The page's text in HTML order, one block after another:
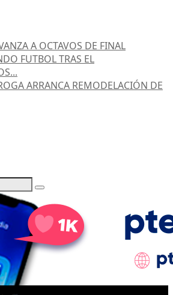
A OCTAVOS DE FINAL
FUTBOL TRAS EL
ARRANCA REMODELACIÓN DE